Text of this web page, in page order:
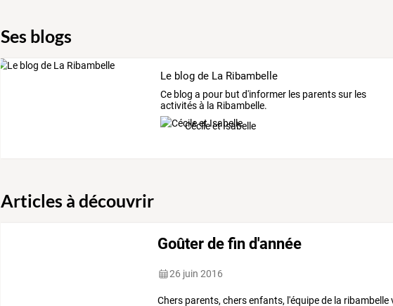
Ses blogs
Le blog de La Ribambelle
Ce blog a pour but d'informer les parents sur les
activités à la Ribambelle.
Cécile et Isabelle
Articles à découvrir
Goûter de fin d'année
26 juin 2016
Chers parents, chers enfants, l'équipe de la